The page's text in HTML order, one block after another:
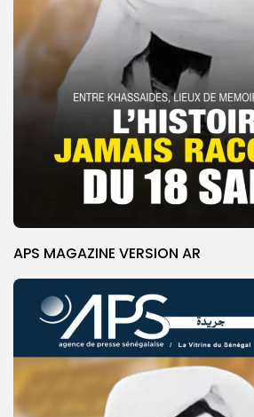
APS MAGAZINE VERSION AR